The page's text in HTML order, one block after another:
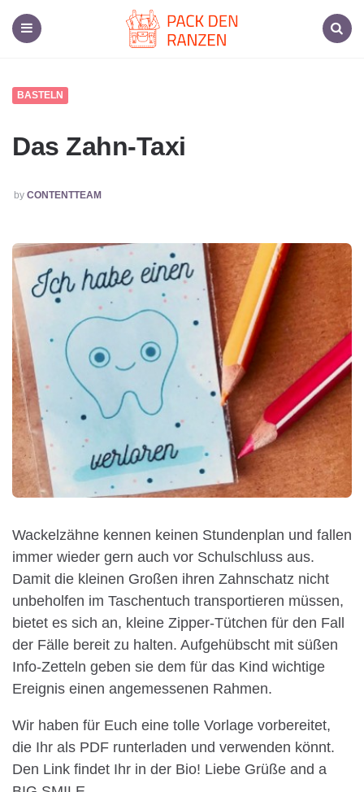
Spezialist
BASTELN
Das Zahn-Taxi
POSTED
BY
by CONTENTTEAM
Wackelzähne kennen keinen Stundenplan und fallen
immer wieder gern auch vor Schulschluss aus.
Damit die kleinen Großen ihren Zahnschatz nicht
unbeholfen im Taschentuch transportieren müssen,
bietet es sich an, kleine Zipper-Tütchen für den Fall
der Fälle bereit zu halten. Aufgehübscht mit süßen
Info-Zetteln geben sie dem für das Kind wichtige
Ereignis einen angemessenen Rahmen.
Wir haben für Euch eine tolle Vorlage vorbereitet,
die Ihr als PDF runterladen und verwenden könnt.
Den Link findet Ihr in der Bio! Liebe Grüße and a